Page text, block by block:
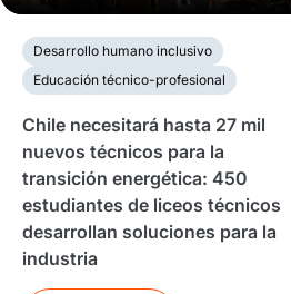
Desarrollo humano inclusivo
Educación técnico-profesional
Chile necesitará hasta 27 mil
nuevos técnicos para la
transición energética: 450
estudiantes de liceos técnicos
desarrollan soluciones para la
industria